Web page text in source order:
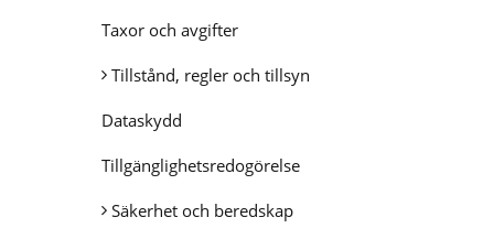
Taxor och avgifter
Tillstånd, regler och tillsyn
Dataskydd
Tillgänglighetsredogörelse
Säkerhet och beredskap